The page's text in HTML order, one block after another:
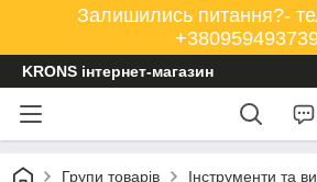
Залишились питання?-
KRONS інтернет-магазин
Групи товарів Інструменти та